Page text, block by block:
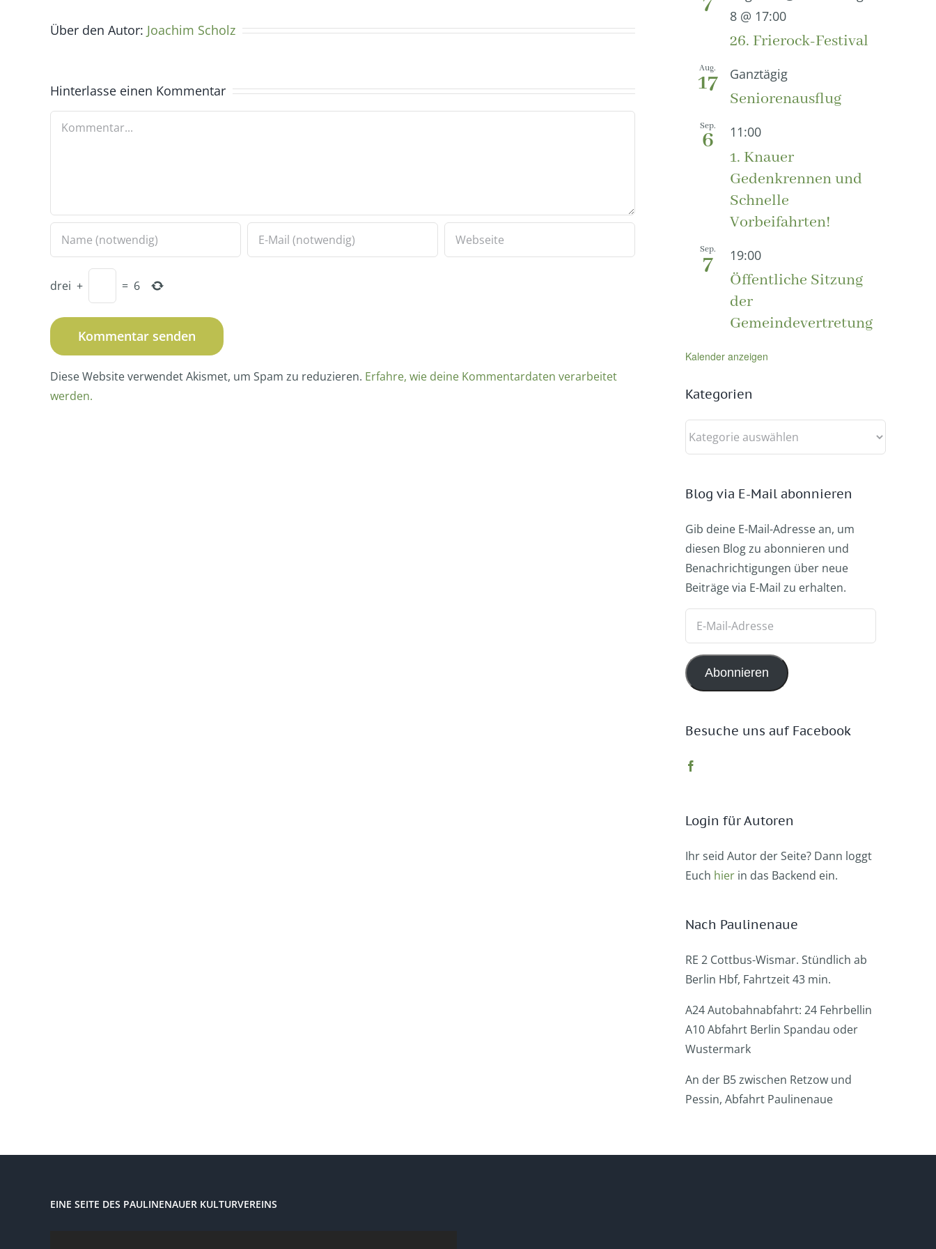
Über den Autor: Joachim Scholz
Hinterlasse einen Kommentar
Kommentar
drei + = 6
Diese Website verwendet Akismet, um Spam zu reduzieren. Erfahre, wie deine Kommentardaten verarbeitet
werden.
8 @ 17:00
26. Frierock-Festival
Aug.
17 Ganztägig
Seniorenausflug
Sep.
6 11:00
1. Knauer
Gedenkrennen und
Schnelle
Vorbeifahrten!
Sep.
7 19:00
Öffentliche Sitzung
der
Gemeindevertretung
Kalender anzeigen
Kategorien
Kategorien
Blog via E-Mail abonnieren
Gib deine E-Mail-Adresse an, um
diesen Blog zu abonnieren und
Benachrichtigungen über neue
Beiträge via E-Mail zu erhalten.
Adresse
Abonnieren
Besuche uns auf Facebook
Login für Autoren
Ihr seid Autor der Seite? Dann loggt
Euch hier in das Backend ein.
Nach Paulinenaue
RE 2 Cottbus-Wismar. Stündlich ab
Berlin Hbf, Fahrtzeit 43 min.
A24 Autobahnabfahrt: 24 Fehrbellin
A10 Abfahrt Berlin Spandau oder
Wustermark
An der B5 zwischen Retzow und
Pessin, Abfahrt Paulinenaue
EINE SEITE DES PAULINENAUER KULTURVEREINS